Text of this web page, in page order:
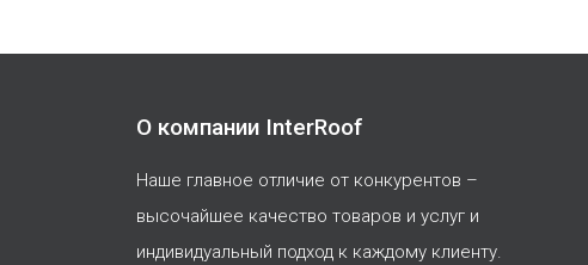
О компании InterRoof
Наше главное отличие от конкурентов –
высочайшее качество товаров и услуг и
индивидуальный подход к каждому клиенту.